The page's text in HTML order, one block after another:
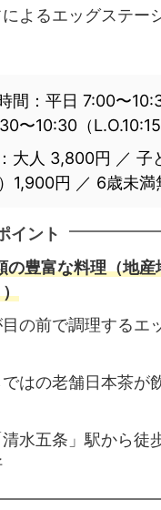
よるエッグステー
間：平日 7:00〜
〜10:30（L.O.10:15
大人 3,800円 ／ 子
1,900円 ／ 6歳未満
イント
の豊富な料理（地産
の前で調理するエ
はの老舗日本茶が
水五条」駅から徒